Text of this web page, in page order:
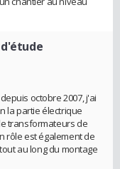
octobre 2007, j'ai
la partie électrique
transformateurs de
rôle est également de
au long du montage